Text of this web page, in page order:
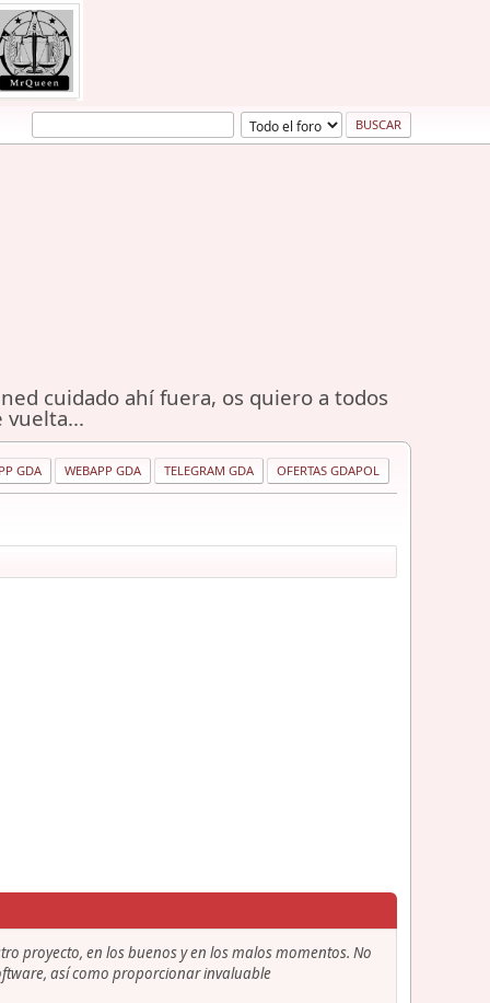
cuidado ahí fuera, os quiero a todos
vuelta...
GDA WEBAPP GDA TELEGRAM GDA OFERTAS GDAPOL
proyecto, en los buenos y en los malos momentos. No
así como proporcionar invaluable